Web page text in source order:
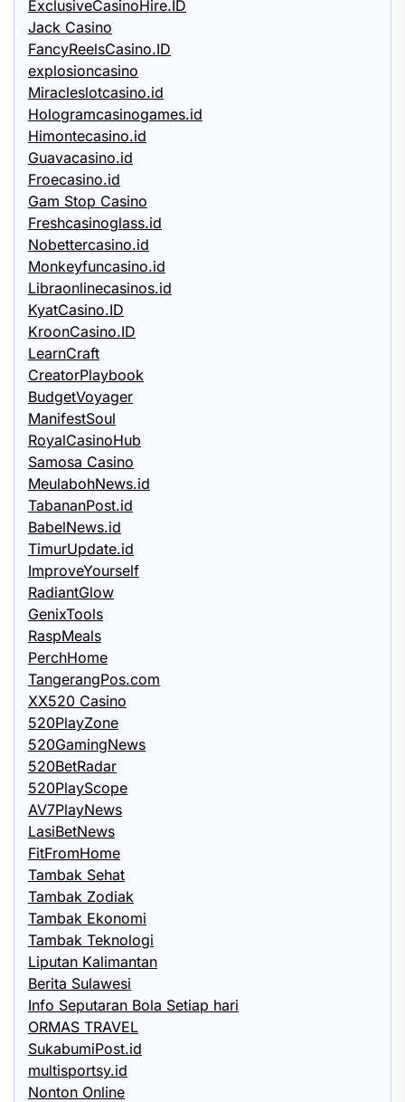
ExclusiveCasinoHire.ID
Jack Casino
FancyReelsCasino.ID
explosioncasino
Miracleslotcasino.id
Hologramcasinogames.id
Himontecasino.id
Guavacasino.id
Froecasino.id
Gam Stop Casino
Freshcasinoglass.id
Nobettercasino.id
Monkeyfuncasino.id
Libraonlinecasinos.id
KyatCasino.ID
KroonCasino.ID
LearnCraft
CreatorPlaybook
BudgetVoyager
ManifestSoul
RoyalCasinoHub
Samosa Casino
MeulabohNews.id
TabananPost.id
BabelNews.id
TimurUpdate.id
ImproveYourself
RadiantGlow
GenixTools
RaspMeals
PerchHome
TangerangPos.com
XX520 Casino
520PlayZone
520GamingNews
520BetRadar
520PlayScope
AV7PlayNews
LasiBetNews
FitFromHome
Tambak Sehat
Tambak Zodiak
Tambak Ekonomi
Tambak Teknologi
Liputan Kalimantan
Berita Sulawesi
Info Seputaran Bola Setiap hari
ORMAS TRAVEL
SukabumiPost.id
multisportsy.id
Nonton Online